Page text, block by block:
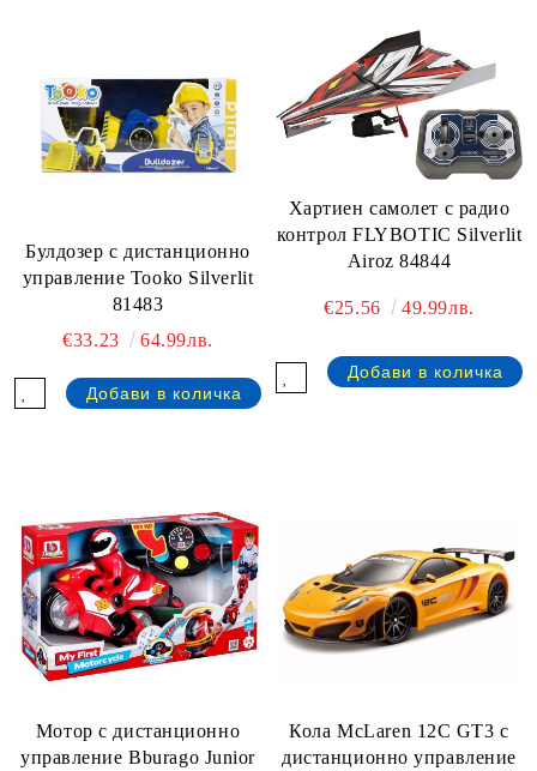
Булдозер с дистанционно
управление Tooko Silverlit
81483
€33.23
64.99лв.
Хартиен самолет с радио
контрол FLYBOTIC Silverlit
Airoz 84844
€25.56 49.99лв.
Мотор с дистанционно
управление Bburago Junior
Кола McLaren 12C GT3 с
дистанционно управление